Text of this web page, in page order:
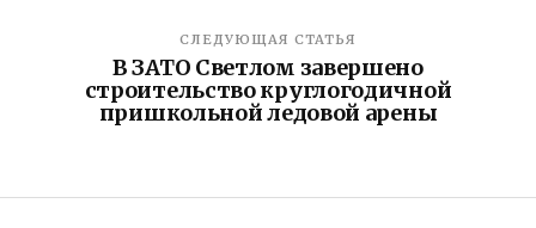
СЛЕДУЮЩАЯ СТАТЬЯ
В ЗАТО Светлом завершено
строительство круглогодичной
пришкольной ледовой арены